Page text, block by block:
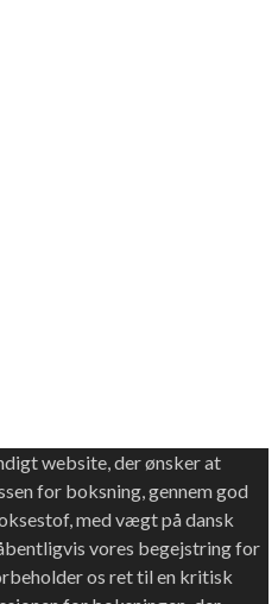
website, der ønsker at
for boksning, gennem god
med vægt på dansk
vores begejstring for
os ret til en kritisk